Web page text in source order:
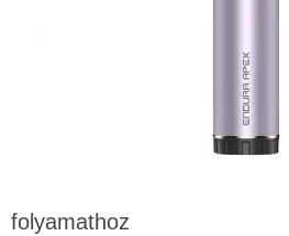
folyamathoz